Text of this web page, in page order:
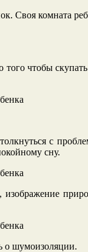
Своя комната
чтобы
с
сну.
о шумоизоляции.